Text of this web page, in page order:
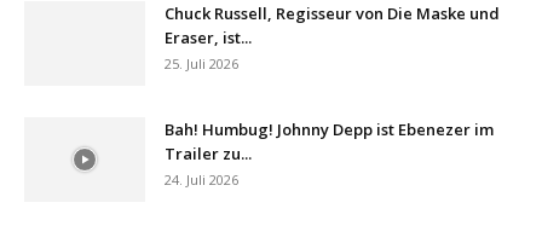
Chuck Russell, Regisseur von Die Maske und
Eraser, ist...
25. Juli 2026
Bah! Humbug! Johnny Depp ist Ebenezer im
Trailer zu...
24. Juli 2026